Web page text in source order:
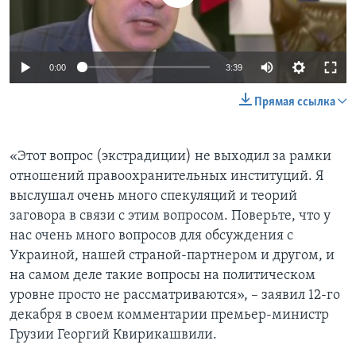
0:00 3:39
Прямая ссылка
«Этот вопрос (экстрадиции) не выходил за рамки
отношений правоохранительных институций. Я
выслушал очень много спекуляций и теорий
заговора в связи с этим вопросом. Поверьте, что у
нас очень много вопросов для обсуждения с
Украиной, нашей страной-партнером и другом, и
на самом деле такие вопросы на политическом
уровне просто не рассматриваются», – заявил 12-го
декабря в своем комментарии премьер-министр
Грузии Георгий Квирикашвили.